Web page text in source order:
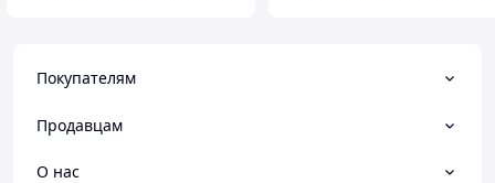
Покупателям
Продавцам
О нас